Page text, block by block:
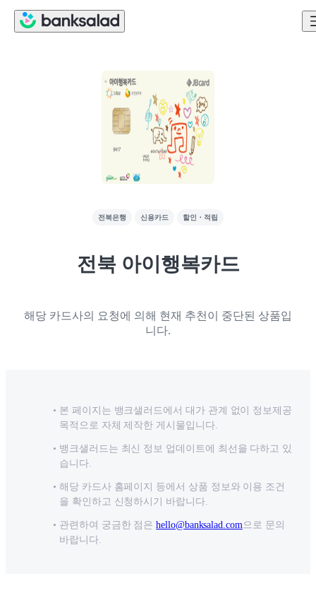
전북은행 신용카드 할인・적립
전북 아이행복카드
해당 카드사의 요청에 의해 현재 추천이 중단된 상품입
니다.
본 페이지는 뱅크샐러드에서 대가 관계 없이 정보제공
목적으로 자체 제작한 게시물입니다.
뱅크샐러드는 최신 정보 업데이트에 최선을 다하고 있
습니다.
해당 카드사 홈페이지 등에서 상품 정보와 이용 조건
을 확인하고 신청하시기 바랍니다.
관련하여 궁금한 점은 hello@banksalad.com 으로 문의
바랍니다.